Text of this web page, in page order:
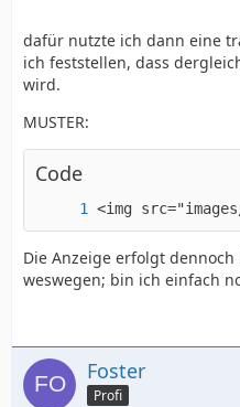
dafür nutzte ich dann eine
ich feststellen, dass
wird.
MUSTER:
Code
<img
Die Anzeige erfolgt
weswegen; bin ich einfach
Foster
Profi